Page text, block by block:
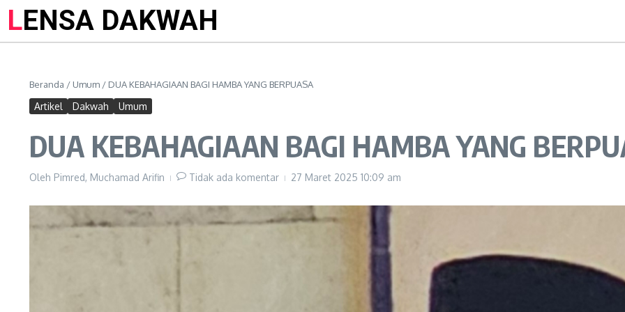
LENSA DAKWAH
Beranda / Umum / DUA KEBAHAGIAAN BAGI HAMBA YANG BERPUASA
Artikel Dakwah Umum
DUA KEBAHAGIAAN BAGI HAMBA YANG
Oleh Pimred, Muchamad Arifin Tidak ada komentar 27 Maret 2025 10:09 am